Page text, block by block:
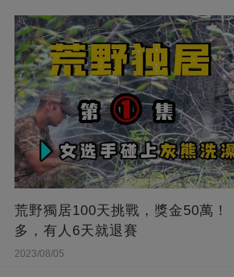
荒野獨居100天挑戰，獎金50萬！
多，有人6天就退賽
2023/08/05